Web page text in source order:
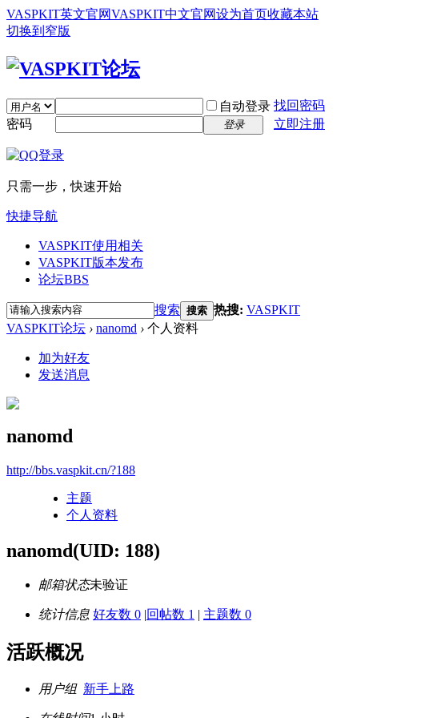
VASPKIT英文官网VASPKIT中文官网设为首页收藏本站
切换到窄版
自动登录 找回密码
密码
登录 立即注册
只需一步，快速开始
快捷导航
VASPKIT使用相关
VASPKIT版本发布
论坛BBS
搜索 搜索 热搜: VASPKIT
VASPKIT论坛 › nanomd › 个人资料
加为好友
发送消息
nanomd
http://bbs.vaspkit.cn/?188
主题
个人资料
nanomd(UID: 188)
邮箱状态未验证
统计信息 好友数 0 |回帖数 1 | 主题数 0
活跃概况
用户组 新手上路